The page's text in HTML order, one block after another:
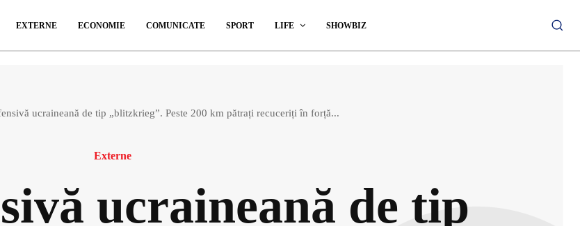
EXTERNE ECONOMIE COMUNICATE SPORT LIFE SHOWBIZ
ucraineană de tip „blitzkrieg”. Peste 200 km pătrați recuceriți în forță...
Externe
ucraineană de tip